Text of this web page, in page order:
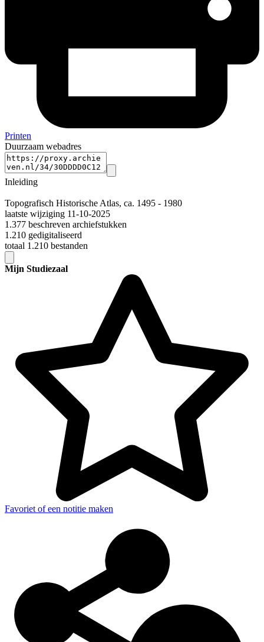
Printen
Duurzaam webadres
Inleiding
Topografisch Historische Atlas, ca. 1495 - 1980
laatste wijziging 11-10-2025
1.377 beschreven archiefstukken
1.210 gedigitaliseerd
totaal 1.210 bestanden
Mijn Studiezaal
Favoriet of een notitie maken